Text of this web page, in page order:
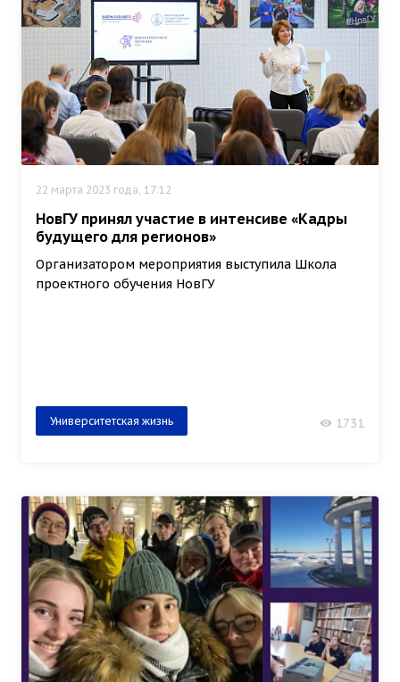
22 марта 2023 года, 17:12
НовГУ принял участие в интенсиве «Кадры
будущего для регионов»
Организатором мероприятия выступила Школа
проектного обучения НовГУ
Университетская жизнь 1731